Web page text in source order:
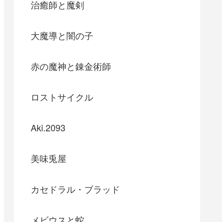
治癒師と魔剣
大魔導と闇の子
赤の魔神と錬金術師
ロストサイクル
Aki.2093
美味兎屋
カセドラル・ブラッド